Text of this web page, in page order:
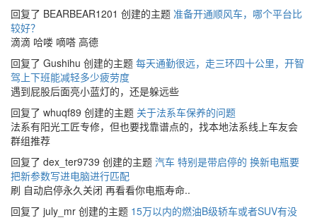
回复了 BEARBEAR1201 创建的主题 准备开通顺风车，哪个平台比
较好？
滴滴 哈喽 嘀嗒 高德
回复了 Gushihu 创建的主题 每天通勤很远，走三环四十公里，开智
驾上下班能减轻多少疲劳度
遇到屁股后面亮小蓝灯的，还是躲远些
回复了 whuqf89 创建的主题 关于法系车保养的问题
法系有阳光工匠专修，但也要找靠谱点的，找本地法系线上车友会
群组推荐
回复了 dex_ter9739 创建的主题 汽车 特别是带启停的 换新电瓶要
把新参数写进电脑进行匹配
刷 自动启停永久关闭 再看看你电瓶寿命..
回复了 july_mr 创建的主题 15万以内的燃油B级轿车或者SUV有没